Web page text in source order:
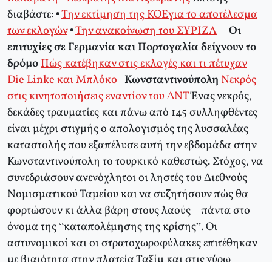
διαβάστε: •Την εκτίμηση της ΚΟΕγια το αποτέλεσμα
των εκλογών•Την ανακοίνωση του ΣΥΡΙΖΑ
Οι
επιτυχίες σε Γερμανία και Πορτογαλία δείχνουν το
δρόμοΠώς κατέβηκαν στις εκλογές και τι πέτυχαν
Die Linke και Μπλόκο ΚωνσταντινούποληΝεκρός
στις κινητοποιήσεις εναντίον του ΔΝΤΈνας νεκρός,
δεκάδες τραυματίες και πάνω από 145 συλληφθέντες
είναι μέχρι στιγμής ο απολογισμός της λυσσαλέας
καταστολής που εξαπέλυσε αυτή την εβδομάδα στην
Κωνσταντινούπολη το τουρκικό καθεστώς. Στόχος, να
συνεδριάσουν ανενόχλητοι οι ληστές του Διεθνούς
Νομισματικού Ταμείου και να συζητήσουν πώς θα
φορτώσουν κι άλλα βάρη στους λαούς – πάντα στο
όνομα της “καταπολέμησης της κρίσης”. Οι
αστυνομικοί και οι στρατοχωροφύλακες επιτέθηκαν